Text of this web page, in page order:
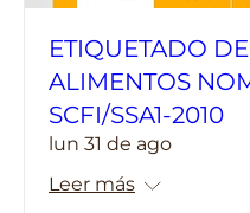
ETIQUETADO DE
ALIMENTOS
SCFI/SSA1-2010
lun 31 de ago
Leer más